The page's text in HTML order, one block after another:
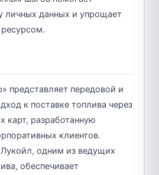
личных данных и упрощает
представляет передовой и
к поставке топлива через
карт, разработанную
клиентов.
одним из ведущих
обеспечивает